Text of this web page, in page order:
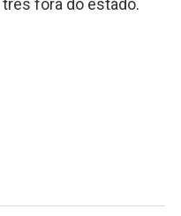
fora do estado.